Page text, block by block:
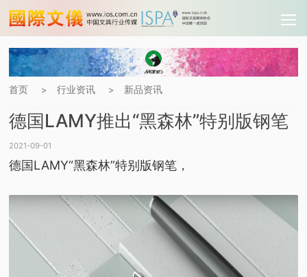
首页 > 行业资讯 > 新品资讯
德国LAMY推出“黑森林”特别版钢笔
2021-09-01
德国LAMY“黑森林”特别版钢笔，